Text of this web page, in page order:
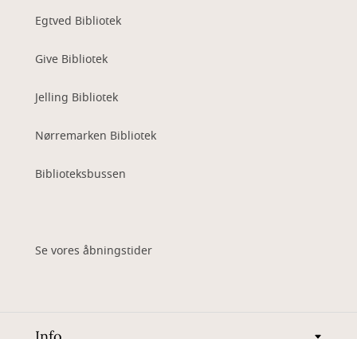
Egtved Bibliotek
Give Bibliotek
Jelling Bibliotek
Nørremarken Bibliotek
Biblioteksbussen
Se vores åbningstider